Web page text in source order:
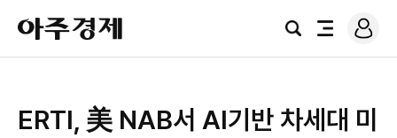
아
주
경
검
전
로
그
ERTI, 美 NAB서 AI기반 차세대 미